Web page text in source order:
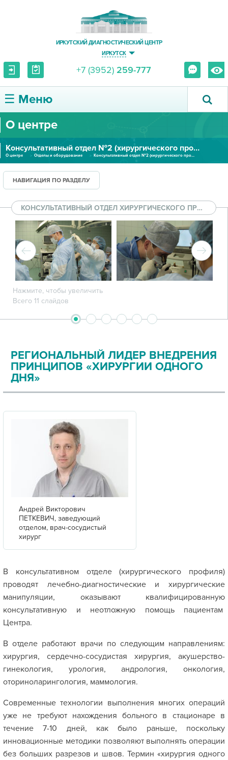
ИРКУТСКИЙ ДИАГНОСТИЧЕСКИЙ ЦЕНТР
ИРКУТСК
+7 (3952) 259-777
☰ Меню
О ЦЕНТРЕ
УСЛУГИ И ЦЕНЫ
ПАЦИЕНТУ
ВРАЧУ
ПРАВОВАЯ ИНФОРМАЦИЯ
О центре
Консультативный отдел №2 (хирургического профиля)
О центре Отделы и оборудование Консультативный отдел №2 (хирургического профиля)
НАВИГАЦИЯ ПО РАЗДЕЛУ
КОНСУЛЬТАТИВНЫЙ ОТДЕЛ ХИРУРГИЧЕСКОГО ПРОФИЛЯ
Нажмите, чтобы увеличить
Всего 11 слайдов
РЕГИОНАЛЬНЫЙ ЛИДЕР ВНЕДРЕНИЯ
ПРИНЦИПОВ «ХИРУРГИИ ОДНОГО
ДНЯ»
Андрей Викторович
ПЕТКЕВИЧ, заведующий
отделом, врач-сосудистый
хирург
В консультативном отделе (хирургического профиля)
проводят лечебно-диагностические и хирургические
манипуляции, оказывают квалифицированную
консультативную и неотложную помощь пациентам
Центра.
В отделе работают врачи по следующим направлениям:
хирургия, сердечно-сосудистая хирургия, акушерство-
гинекология, урология, андрология, онкология,
оториноларингология, маммология.
Современные технологии выполнения многих операций
уже не требуют нахождения больного в стационаре в
течение 7-10 дней, как было раньше, поскольку
инновационные методики позволяют выполнять операции
без больших разрезов и швов. Термин «хирургия одного